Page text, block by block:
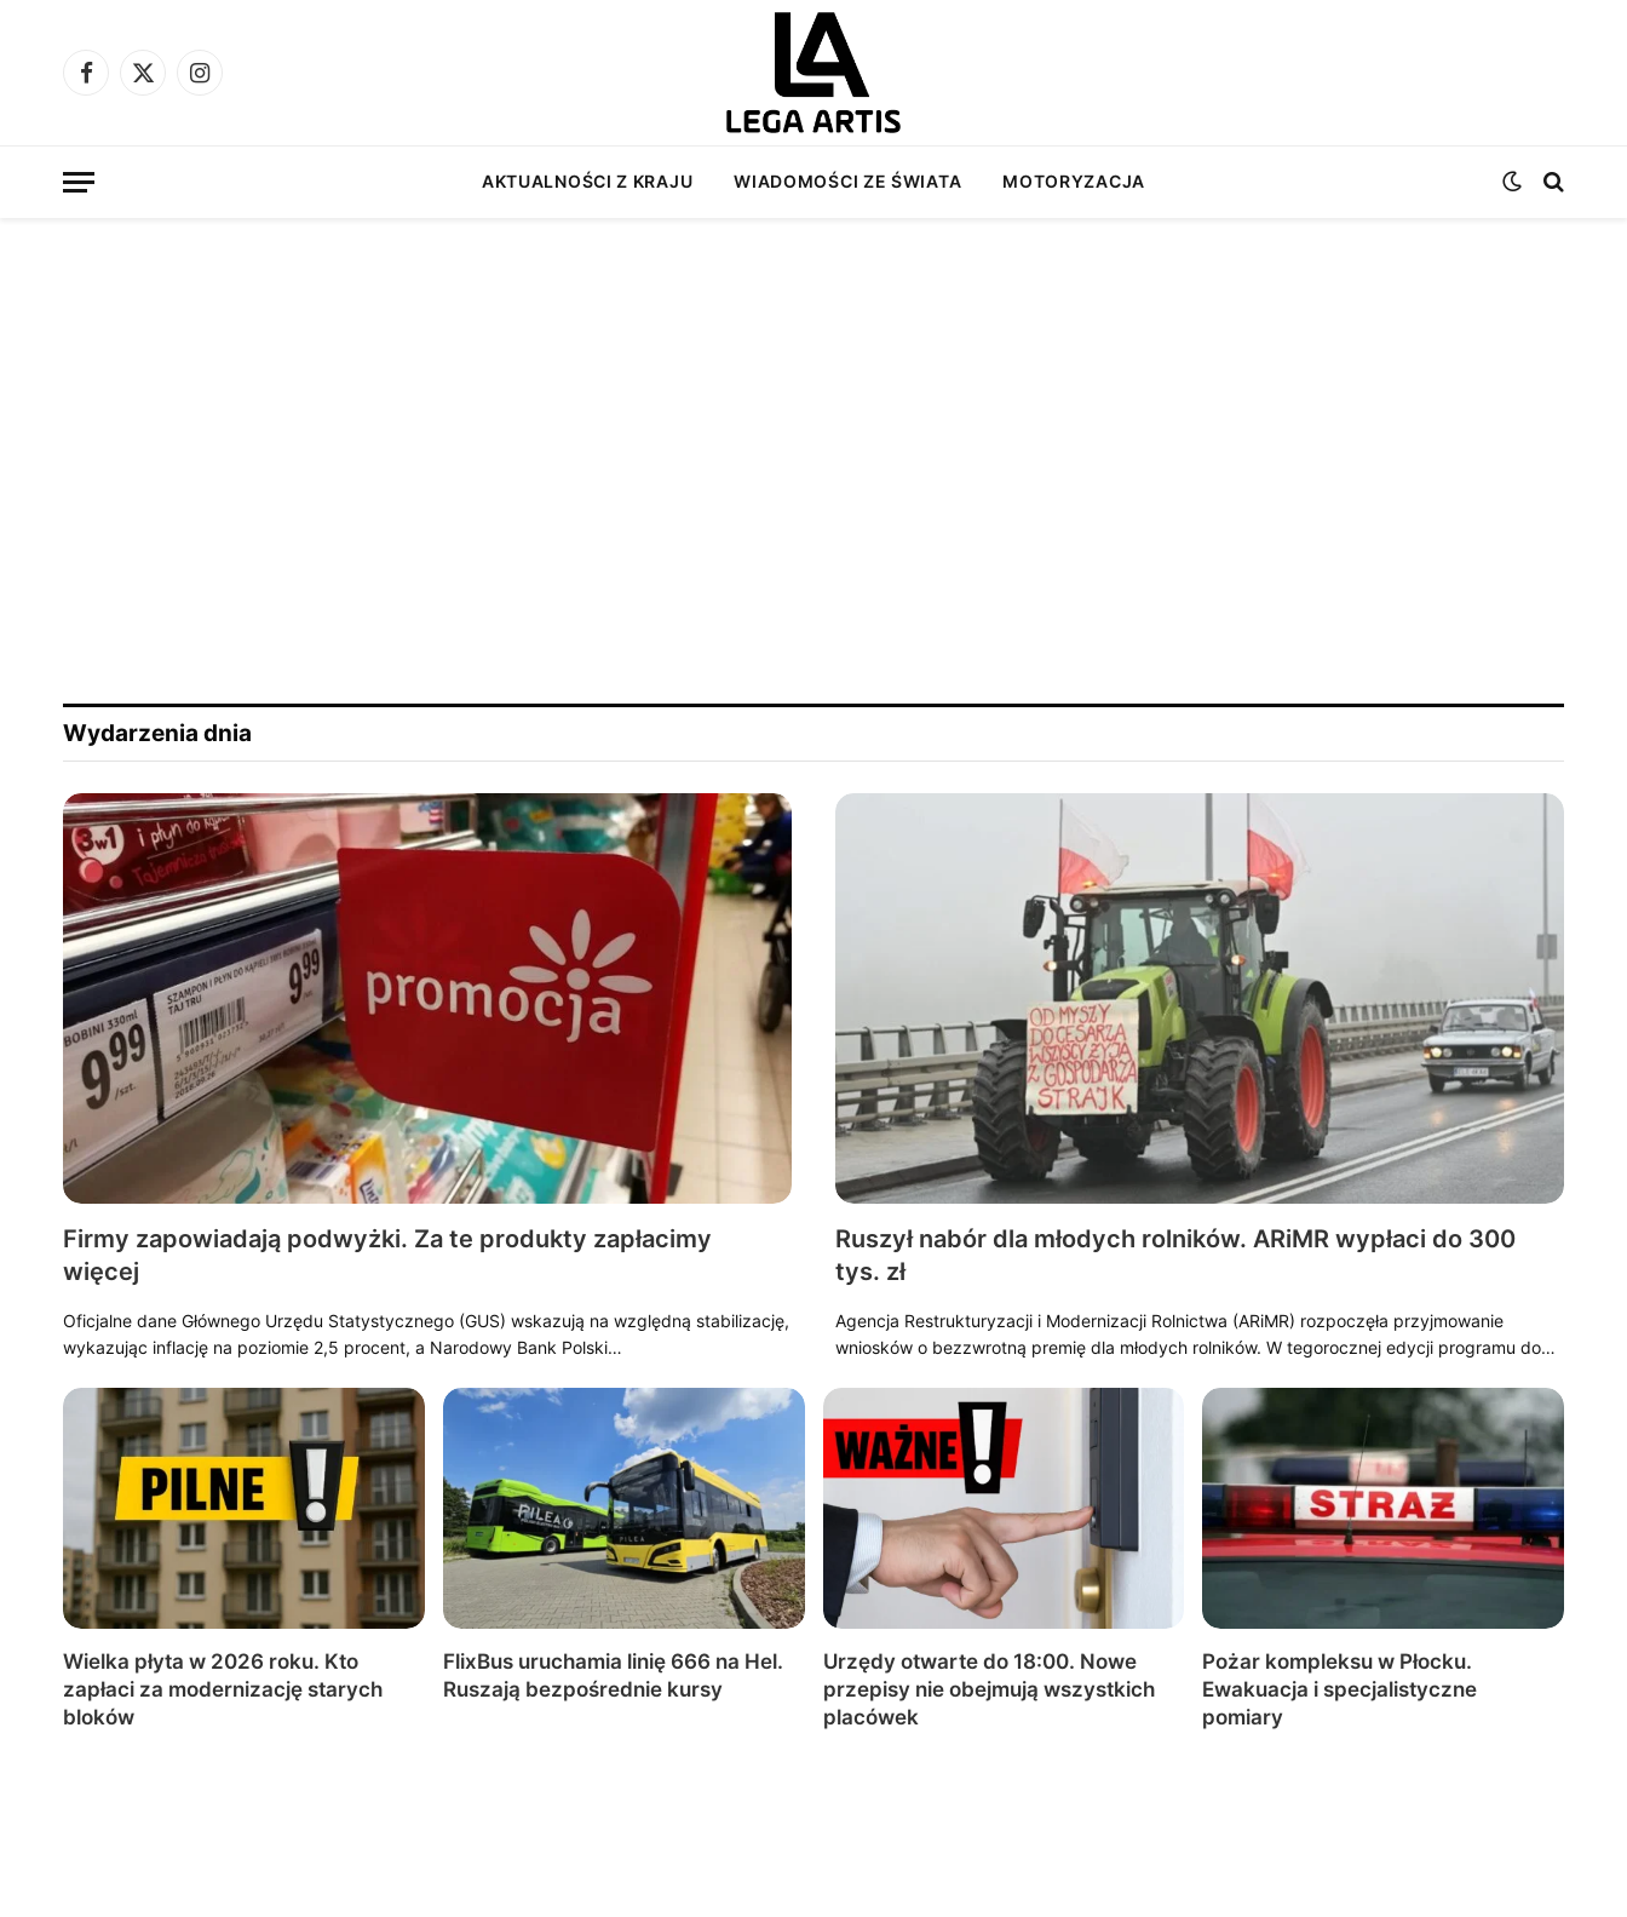
Facebook
X
Instagram
AKTUALNOŚCI Z KRAJU WIADOMOŚCI ZE ŚWIATA MOTORYZACJA
Wydarzenia dnia
Firmy zapowiadają podwyżki. Za te produkty zapłacimy
więcej
Oficjalne dane Głównego Urzędu Statystycznego (GUS) wskazują na względną stabilizację,
wykazując inflację na poziomie 2,5 procent, a Narodowy Bank Polski…
Ruszył nabór dla młodych rolników. ARiMR wypłaci do 300
tys. zł
Agencja Restrukturyzacji i Modernizacji Rolnictwa (ARiMR) rozpoczęła przyjmowanie
wniosków o bezzwrotną premię dla młodych rolników. W tegorocznej edycji programu do…
Wielka płyta w 2026 roku. Kto
zapłaci za modernizację starych
bloków
FlixBus uruchamia linię 666 na Hel.
Ruszają bezpośrednie kursy
Urzędy otwarte do 18:00. Nowe
przepisy nie obejmują wszystkich
placówek
Pożar kompleksu w Płocku.
Ewakuacja i specjalistyczne
pomiary